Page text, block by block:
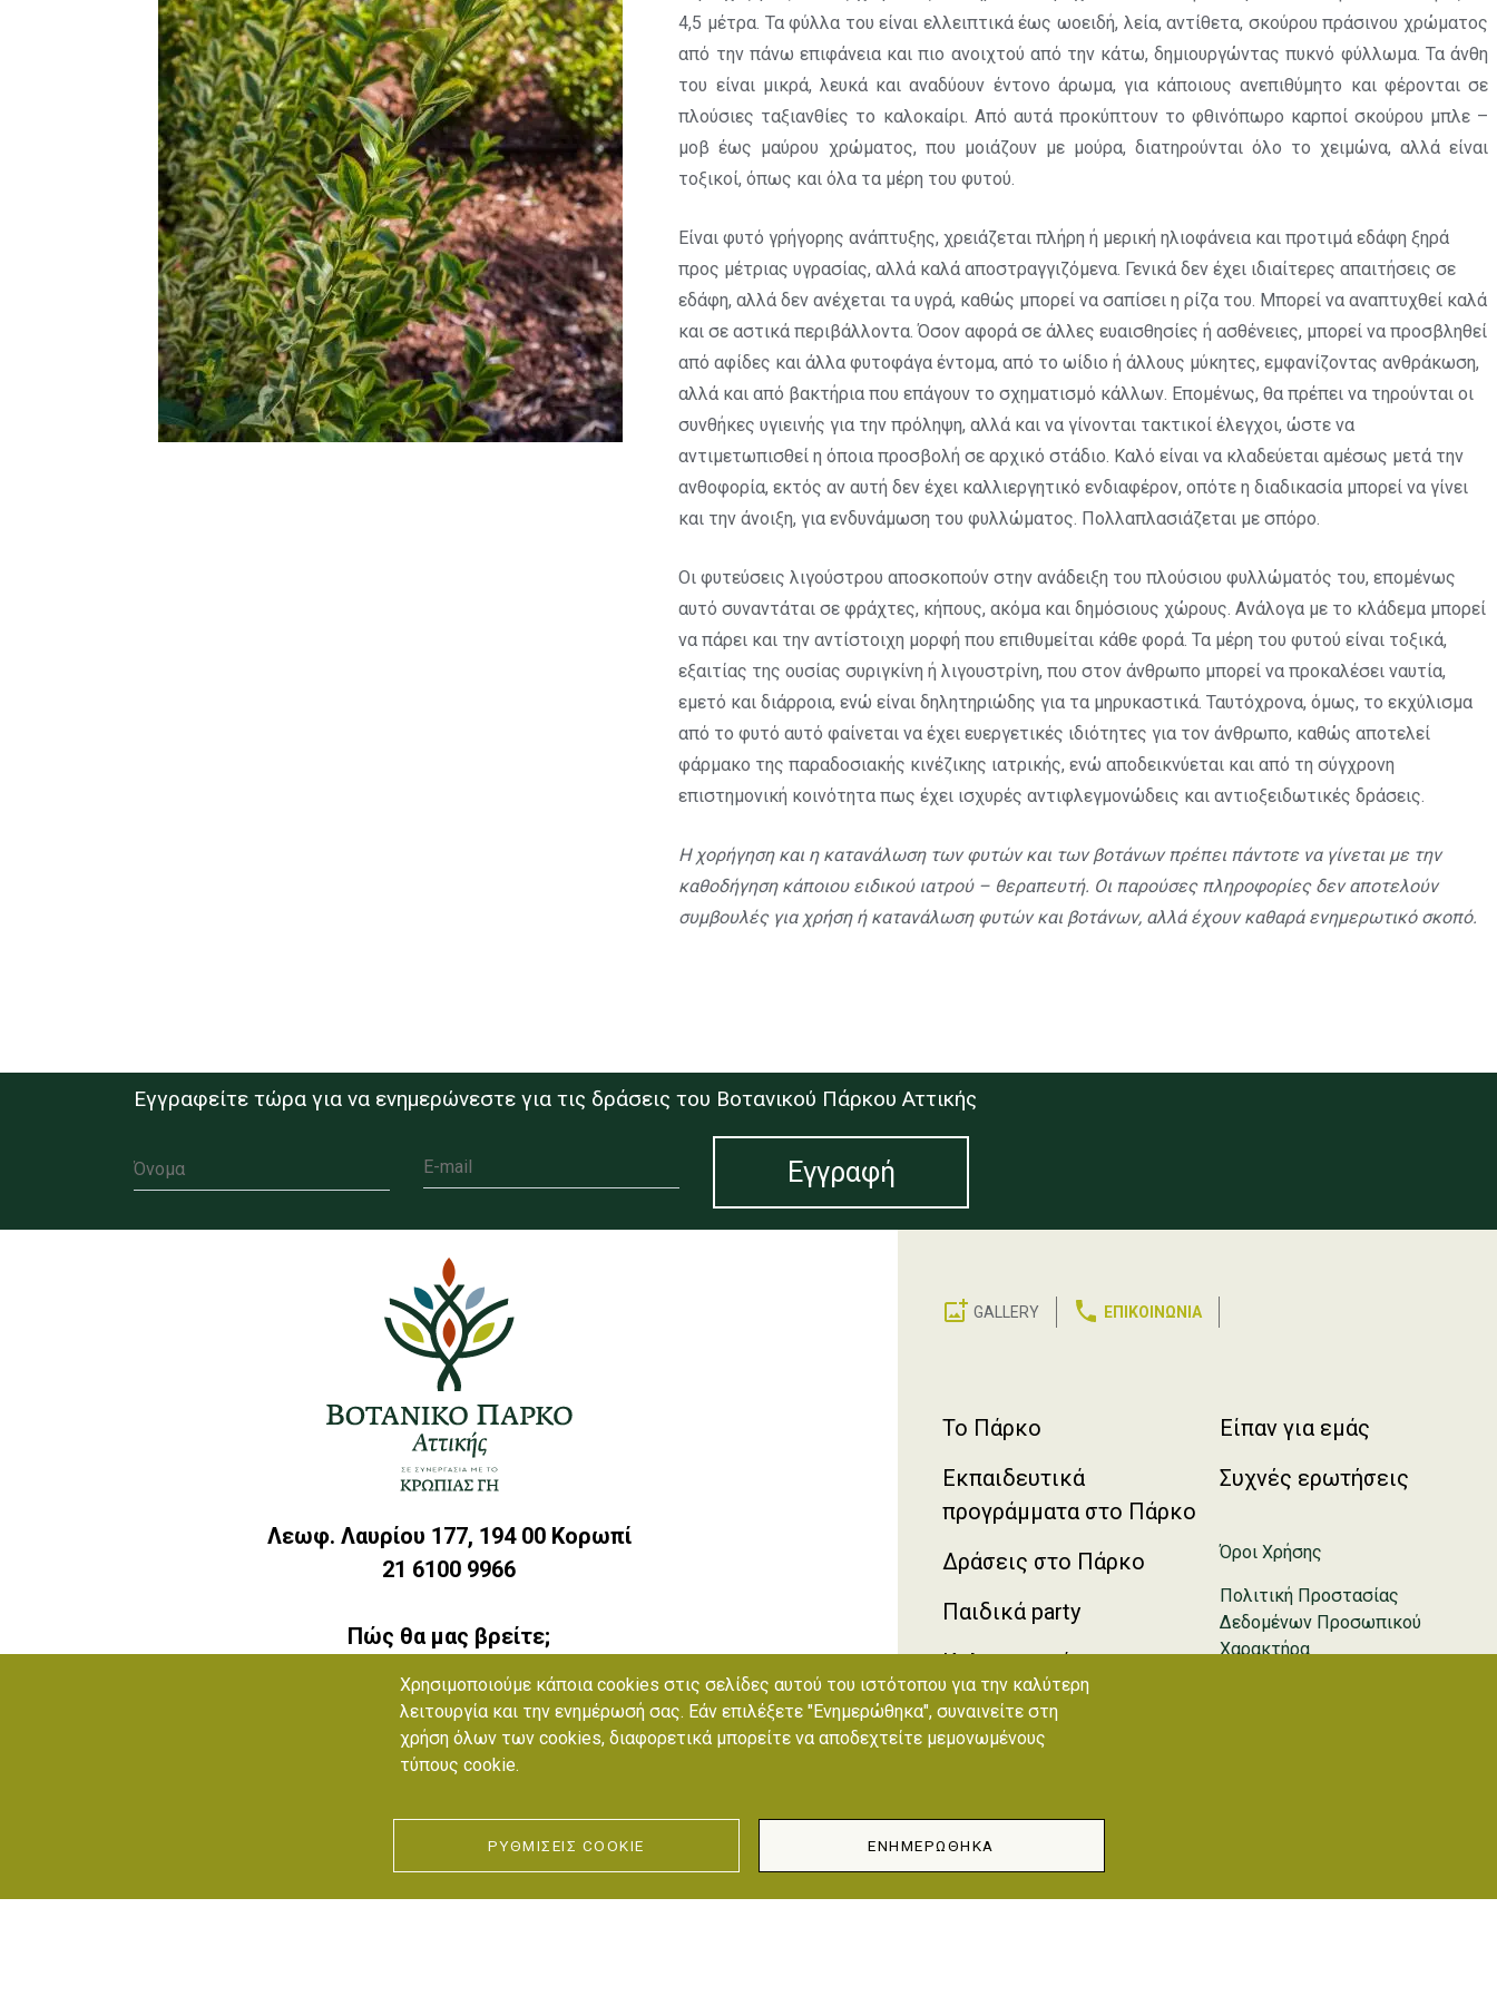
4,5 μέτρα. Τα φύλλα του είναι ελλειπτικά έως ωοειδή, λεία, αντίθετα, σκούρου πράσινου χρώματος
από την πάνω επιφάνεια και πιο ανοιχτού από την κάτω, δημιουργώντας πυκνό φύλλωμα. Τα άνθη
του είναι μικρά, λευκά και αναδύουν έντονο άρωμα, για κάποιους ανεπιθύμητο και φέρονται σε
πλούσιες ταξιανθίες το καλοκαίρι. Από αυτά προκύπτουν το φθινόπωρο καρποί σκούρου μπλε –
μοβ έως μαύρου χρώματος, που μοιάζουν με μούρα, διατηρούνται όλο το χειμώνα, αλλά είναι
τοξικοί, όπως και όλα τα μέρη του φυτού.
Είναι φυτό γρήγορης ανάπτυξης, χρειάζεται πλήρη ή μερική ηλιοφάνεια και προτιμά εδάφη ξηρά
προς μέτριας υγρασίας, αλλά καλά αποστραγγιζόμενα. Γενικά δεν έχει ιδιαίτερες απαιτήσεις σε
εδάφη, αλλά δεν ανέχεται τα υγρά, καθώς μπορεί να σαπίσει η ρίζα του. Μπορεί να αναπτυχθεί καλά
και σε αστικά περιβάλλοντα. Όσον αφορά σε άλλες ευαισθησίες ή ασθένειες, μπορεί να προσβληθεί
από αφίδες και άλλα φυτοφάγα έντομα, από το ωίδιο ή άλλους μύκητες, εμφανίζοντας ανθράκωση,
αλλά και από βακτήρια που επάγουν το σχηματισμό κάλλων. Επομένως, θα πρέπει να τηρούνται οι
συνθήκες υγιεινής για την πρόληψη, αλλά και να γίνονται τακτικοί έλεγχοι, ώστε να
αντιμετωπισθεί η όποια προσβολή σε αρχικό στάδιο. Καλό είναι να κλαδεύεται αμέσως μετά την
ανθοφορία, εκτός αν αυτή δεν έχει καλλιεργητικό ενδιαφέρον, οπότε η διαδικασία μπορεί να γίνει
και την άνοιξη, για ενδυνάμωση του φυλλώματος. Πολλαπλασιάζεται με σπόρο.
Οι φυτεύσεις λιγούστρου αποσκοπούν στην ανάδειξη του πλούσιου φυλλώματός του, επομένως
αυτό συναντάται σε φράχτες, κήπους, ακόμα και δημόσιους χώρους. Ανάλογα με το κλάδεμα μπορεί
να πάρει και την αντίστοιχη μορφή που επιθυμείται κάθε φορά. Τα μέρη του φυτού είναι τοξικά,
εξαιτίας της ουσίας συριγκίνη ή λιγουστρίνη, που στον άνθρωπο μπορεί να προκαλέσει ναυτία,
εμετό και διάρροια, ενώ είναι δηλητηριώδης για τα μηρυκαστικά. Ταυτόχρονα, όμως, το εκχύλισμα
από το φυτό αυτό φαίνεται να έχει ευεργετικές ιδιότητες για τον άνθρωπο, καθώς αποτελεί
φάρμακο της παραδοσιακής κινέζικης ιατρικής, ενώ αποδεικνύεται και από τη σύγχρονη
επιστημονική κοινότητα πως έχει ισχυρές αντιφλεγμονώδεις και αντιοξειδωτικές δράσεις.
Η χορήγηση και η κατανάλωση των φυτών και των βοτάνων πρέπει πάντοτε να γίνεται με την
καθοδήγηση κάποιου ειδικού ιατρού – θεραπευτή. Οι παρούσες πληροφορίες δεν αποτελούν
συμβουλές για χρήση ή κατανάλωση φυτών και βοτάνων, αλλά έχουν καθαρά ενημερωτικό σκοπό.
Εγγραφείτε τώρα για να ενημερώνεστε για τις δράσεις του Βοτανικού Πάρκου Αττικής
Όνομα E-mail
Λεωφ. Λαυρίου 177, 194 00 Κορωπί
21 6100 9966
Πώς θα μας βρείτε;
Εύκολη πρόσβαση μέσω Αττικής Οδού, έξοδος 18 προς Παιανία.
Εναλλακτικά, μέσω της κλασικής διαδρομής από τον Σταυρό Αγίας Παρασκευής προς Παιανία -
Κορωπί.
Μέσω της λεωφόρου Βάρης - Κορωπίου, εάν έρχεστε από τα νότια προάστια.
GALLERY ΕΠΙΚΟΙΝΩΝΙΑ
Footer
Το Πάρκο
Εκπαιδευτικά
προγράμματα στο Πάρκο
Δράσεις στο Πάρκο
Παιδικά party
Καλοκαιρινά camp
Είπαν για εμάς
Συχνές ερωτήσεις
Όροι Χρήσης
Πολιτική Προστασίας
Δεδομένων Προσωπικού
Χαρακτήρα
Χρησιμοποιούμε κάποια cookies στις σελίδες αυτού του ιστότοπου για την καλύτερη
λειτουργία και την ενημέρωσή σας. Εάν επιλέξετε "Ενημερώθηκα", συναινείτε στη
χρήση όλων των cookies, διαφορετικά μπορείτε να αποδεχτείτε μεμονωμένους
τύπους cookie.
ΡΥΘΜΊΣΕΙΣ COOKIE ΕΝΗΜΕΡΏΘΗΚΑ